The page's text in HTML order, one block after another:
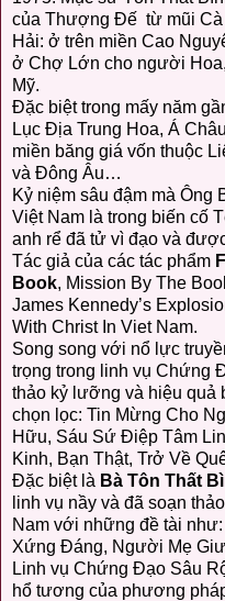
của Thượng Đế từ mũi Cà
Hải: ở trên miền Cao
ở Chợ Lớn cho người
Mỹ.
Đặc biệt trong mấy năm
Lục Địa Trung Hoa, Á
miền băng giá vốn thuộc
và Đông Âu…
Kỷ niệm sâu đậm mà Ông
Việt Nam là trong biến cố
anh rể đã tử vì đạo và
Tác giả của các tác phẩm
Book, Mission By The
James Kennedy’s
With Christ In Viet Nam.
Song song với nổ lực
trọng trong linh vụ Chứng
thảo kỷ lưỡng và hiệu quả
chọn lọc: Tin Mừng Cho
Hữu, Sáu Sứ Điệp Tâm
Kinh, Bạn Thật, Trở Về
Đặc biệt là Bà Tôn Thất
linh vụ nầy và đã soạn
Nam với những đề tài
Xứng Đáng, Người Mẹ
Linh vụ Chứng Đạo Sâu
hổ tương của phương